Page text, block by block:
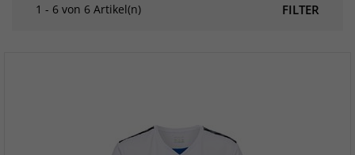
FILTER
1 - 6 von 6 Artikel(n)